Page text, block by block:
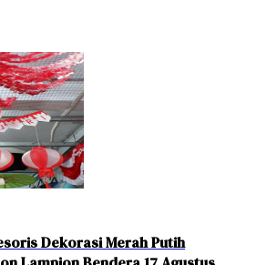
Dekorasi Merah Putih